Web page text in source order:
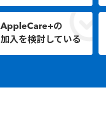
AppleCare+の
加入を検討している